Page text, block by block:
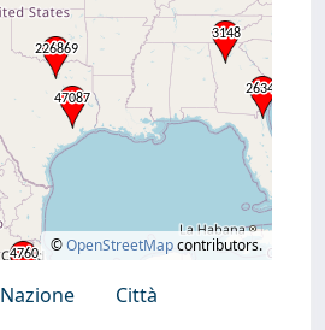
©OpenStreetMapcontributors.
Nazione
Città